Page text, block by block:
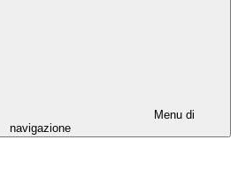
Menu di
navigazione